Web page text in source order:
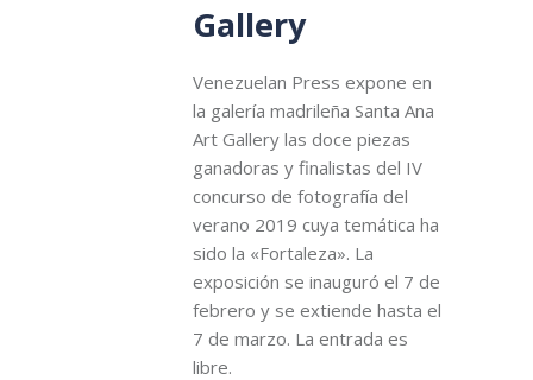
Gallery
Venezuelan Press expone en
la galería madrileña Santa Ana
Art Gallery las doce piezas
ganadoras y finalistas del IV
concurso de fotografía del
verano 2019 cuya temática ha
sido la «Fortaleza». La
exposición se inauguró el 7 de
febrero y se extiende hasta el
7 de marzo. La entrada es
libre.